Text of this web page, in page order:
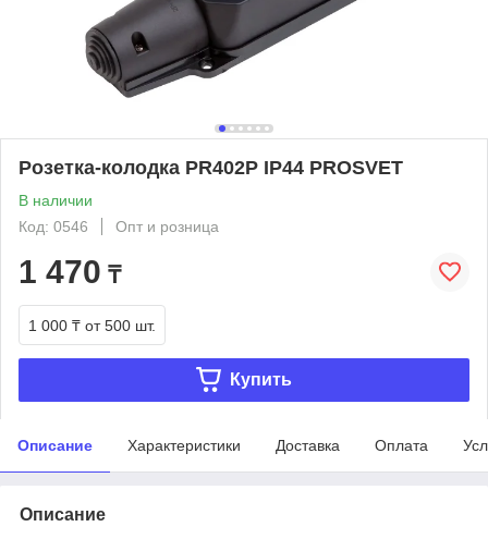
Розетка-колодка PR402P IP44 PROSVET
В наличии
Код: 0546
Опт и розница
1 470 ₸
1 000 ₸ от 500 шт.
Купить
Описание Характеристики Доставка Оплата
Описание